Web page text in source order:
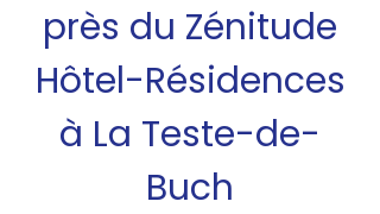
près du Zénitude
Hôtel-Résidences
à La Teste-de-
Buch